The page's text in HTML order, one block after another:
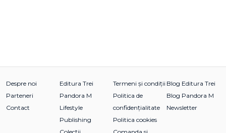
Despre noi
Parteneri
Contact
Editura Trei
Pandora M
Lifestyle
Publishing
Termeni și condiții
Politica de
confidențialitate
Politica cookies
Blog Editura Trei
Blog Pandora M
Newsletter